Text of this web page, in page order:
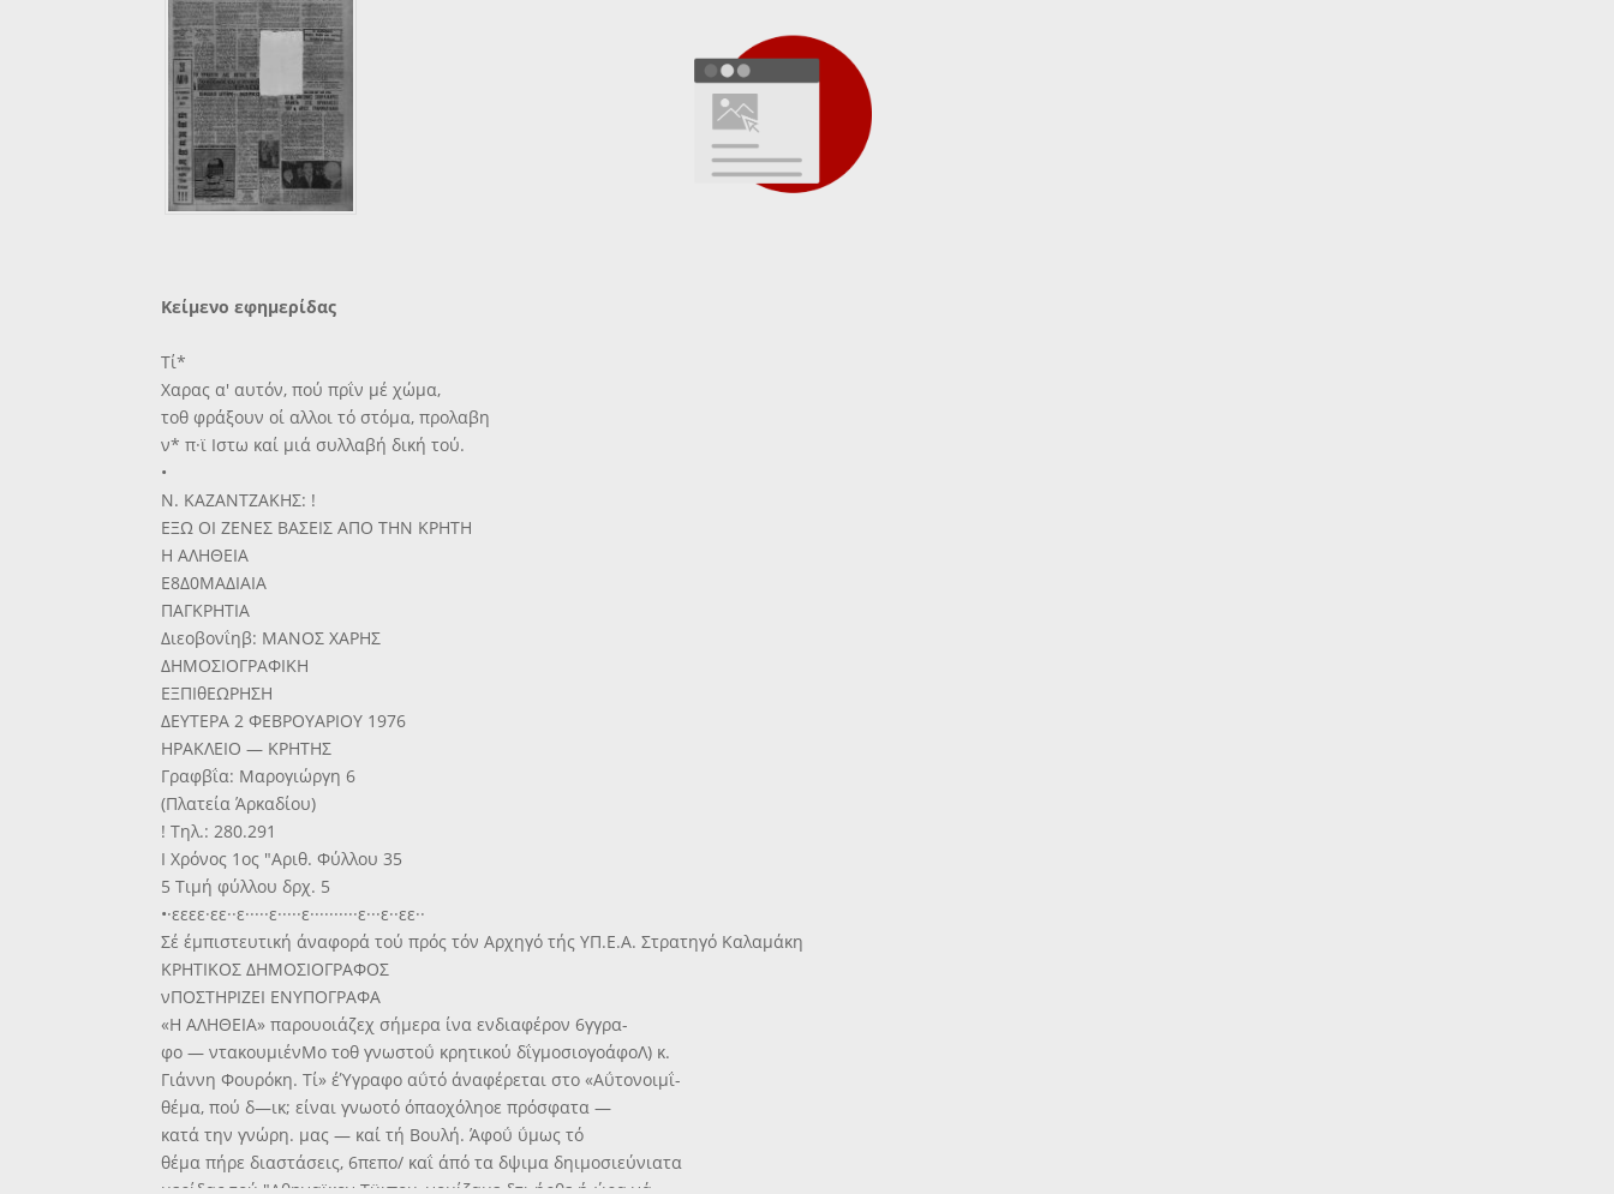
Κείμενο εφημερίδας
Τί*
Χαρας α' αυτόν, πού πρΐν μέ χώμα,
τοθ φράξουν οί αλλοι τό στόμα, προλαβη
ν* π·ϊ Ιστω καί μιά συλλαβή δική τού.
•
Ν. ΚΑΖΑΝΤΖΑΚΗΣ: !
ΕΞΩ ΟΙ ΖΕΝΕΣ ΒΑΣΕΙΣ ΑΠΟ ΤΗΝ ΚΡΗΤΗ
Η ΑΛΗΘΕΙΑ
Ε8Δ0ΜΑΔΙΑΙΑ
ΠΑΓΚΡΗΤΙΑ
Διεοβονΐηβ: ΜΑΝΟΣ ΧΑΡΗΣ
ΔΗΜΟΣΙΟΓΡΑΦΙΚΗ
ΕΞΠΙθΕΩΡΗΣΗ
ΔΕΥΤΕΡΑ 2 ΦΕΒΡΟΥΑΡΙΟΥ 1976
ΗΡΑΚΛΕΙΟ — ΚΡΗΤΗΣ
Γραφβΐα: Μαρογιώργη 6
(Πλατεία Άρκαδίου)
! Τηλ.: 280.291
Ι Χρόνος 1ος "Αριθ. Φύλλου 35
5 Τιμή φύλλου δρχ. 5
•·εεεε·εε··ε·····ε·····ε··········ε···ε··εε··
Σέ έμπιστευτική άναφορά τού πρός τόν Αρχηγό τής ΥΠ.Ε.Α. Στρατηγό Καλαμάκη
ΚΡΗΤΙΚΟΣ ΔΗΜΟΣΙΟΓΡΑΦΟΣ
νΠΟΣΤΗΡΙΖΕΙ ΕΝΥΠΟΓΡΑΦΑ
«Η ΑΛΗΘΕΙΑ» παρουοιάζεχ σήμερα ίνα ενδιαφέρον 6γγρα-
φο — ντακουμιένΜο τοθ γνωστοΰ κρητικού δΐγμοσιογοάφοΛ) κ.
Γιάννη Φουρόκη. Τί» έΎγραφο αΰτό άναφέρεται στο «Αΰτονοιμΐ-
θέμα, πού δ—ικ; είναι γνωοτό όπαοχόληοε πρόσφατα —
κατά την γνώρη. μας — καί τή Βουλή. Άφοΰ ΰμως τό
θέμα πήρε διαστάσεις, 6πεπο/ καΐ άπό τα δψιμα δηιμοσιεύνιατα